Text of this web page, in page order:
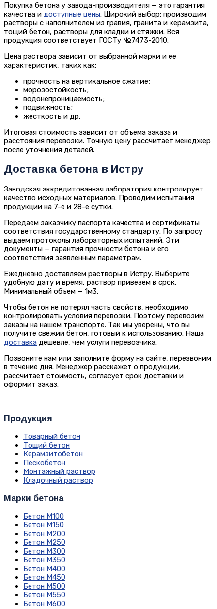
Покупка бетона у завода-производителя — это гарантия
качества и доступные цены. Широкий выбор: производим
растворы с наполнителем из гравия, гранита и керамзита,
тощий бетон, растворы для кладки и стяжки. Вся
продукция соответствует ГОСТу №7473-2010.
Цена раствора зависит от выбранной марки и ее
характеристик, таких как:
прочность на вертикальное сжатие;
морозостойкость;
водонепроницаемость;
подвижность;
жесткость и др.
Итоговая стоимость зависит от объема заказа и
расстояния перевозки. Точную цену рассчитает менеджер
после уточнения деталей.
Доставка бетона в Истру
Заводская аккредитованная лаборатория контролирует
качество исходных материалов. Проводим испытания
продукции на 7-е и 28-е сутки.
Передаем заказчику паспорта качества и сертификаты
соответствия государственному стандарту. По запросу
выдаем протоколы лабораторных испытаний. Эти
документы — гарантия прочности бетона и его
соответствия заявленным параметрам.
Ежедневно доставляем растворы в Истру. Выберите
удобную дату и время, раствор привезем в срок.
Минимальный объем — 1м3.
Чтобы бетон не потерял часть свойств, необходимо
контролировать условия перевозки. Поэтому перевозим
заказы на нашем транспорте. Так мы уверены, что вы
получите свежий бетон, готовый к использованию. Наша
доставка дешевле, чем услуги перевозчика.
Позвоните нам или заполните форму на сайте, перезвоним
в течение дня. Менеджер расскажет о продукции,
рассчитает стоимость, согласует срок доставки и
оформит заказ.
Продукция
Товарный бетон
Тощий бетон
Керамзитобетон
Пескобетон
Монтажный раствор
Кладочный раствор
Марки бетона
Бетон М100
Бетон М150
Бетон М200
Бетон М250
Бетон М300
Бетон М350
Бетон М400
Бетон М450
Бетон М500
Бетон М550
Бетон М600